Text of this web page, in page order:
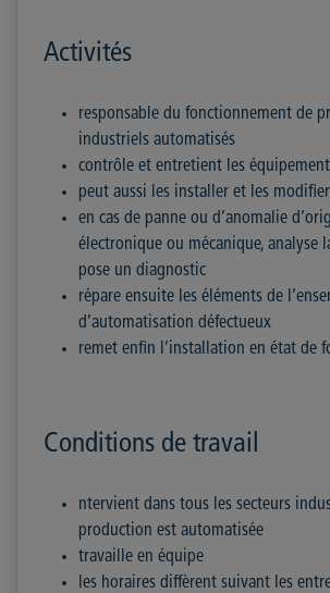
Activités
responsable du fonctionnement de
industriels automatisés
contrôle et entretient les
peut aussi les installer et les modifier
en cas de panne ou d’anomalie
électronique ou mécanique, analyse
pose un diagnostic
répare ensuite les éléments de
d’automatisation défectueux
remet enfin l’installation en état de
Conditions de travail
ntervient dans tous les secteurs
production est automatisée
travaille en équipe
les horaires diffèrent suivant les